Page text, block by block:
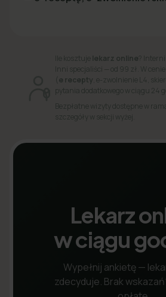
Ile kosztujelekarz online ?
Inni specjaliści — od 99 zł. W
( e recepty , e-zwolnienie L4,
pytania dodatkowego w ciągu 24
Bezpłatne wizyty dostępne w
szczegóły w sekcji wyżej.
Lekarz
w ciągu
Wypełnij ankietę —
zdecyduje. Brak